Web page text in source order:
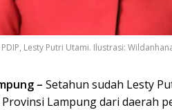
Lesty Putri Utami. Ilustrasi:
– Setahun sudah Lesty
Lampung dari daerah